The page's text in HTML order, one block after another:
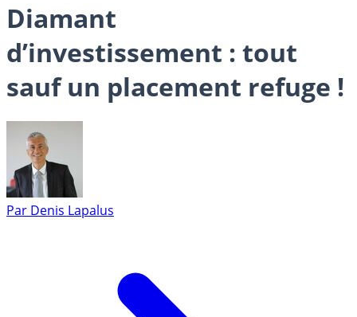
Diamant
d’investissement : tout
sauf un placement refuge !
Par Denis Lapalus